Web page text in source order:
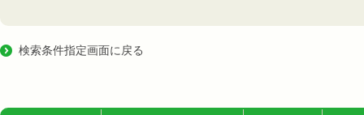
検索条件指定画面に戻る